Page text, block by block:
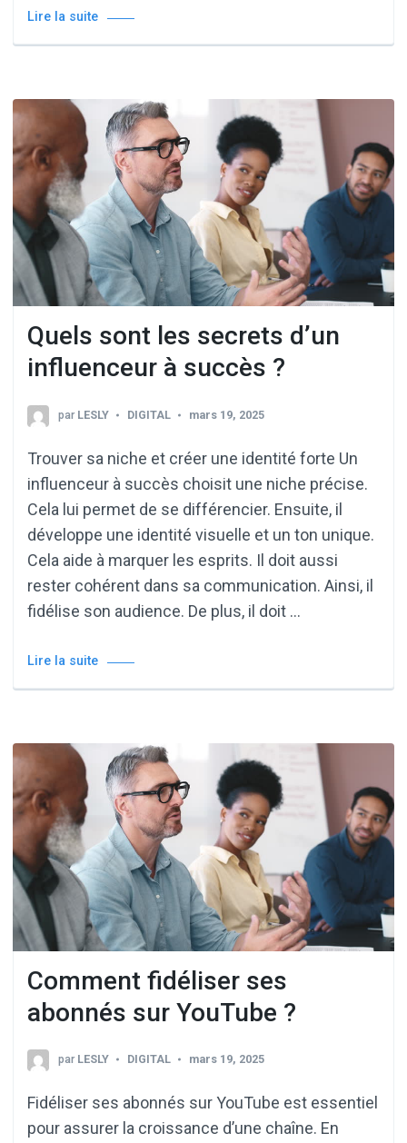
Lire la suite
Quels sont les secrets d’un
influenceur à succès ?
par LESLY DIGITAL mars 19, 2025
Trouver sa niche et créer une identité forte Un
influenceur à succès choisit une niche précise.
Cela lui permet de se différencier. Ensuite, il
développe une identité visuelle et un ton unique.
Cela aide à marquer les esprits. Il doit aussi
rester cohérent dans sa communication. Ainsi, il
fidélise son audience. De plus, il doit …
Lire la suite
Comment fidéliser ses
abonnés sur YouTube ?
par LESLY DIGITAL mars 19, 2025
Fidéliser ses abonnés sur YouTube est essentiel
pour assurer la croissance d’une chaîne. En